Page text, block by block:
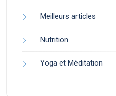
Meilleurs articles
Nutrition
Yoga et Méditation